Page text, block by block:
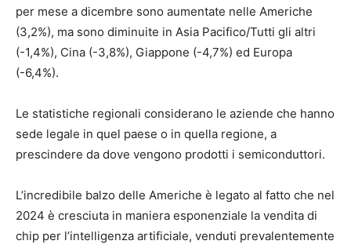
per mese a dicembre sono aumentate nelle Americhe
(3,2%), ma sono diminuite in Asia Pacifico/Tutti gli altri
(-1,4%), Cina (-3,8%), Giappone (-4,7%) ed Europa
(-6,4%).
Le statistiche regionali considerano le aziende che hanno
sede legale in quel paese o in quella regione, a
prescindere da dove vengono prodotti i semiconduttori.
L’incredibile balzo delle Americhe è legato al fatto che nel
2024 è cresciuta in maniera esponenziale la vendita di
chip per l’intelligenza artificiale, venduti prevalentemente